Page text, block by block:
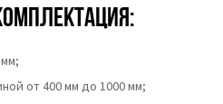
от 400 мм до 1000 мм;